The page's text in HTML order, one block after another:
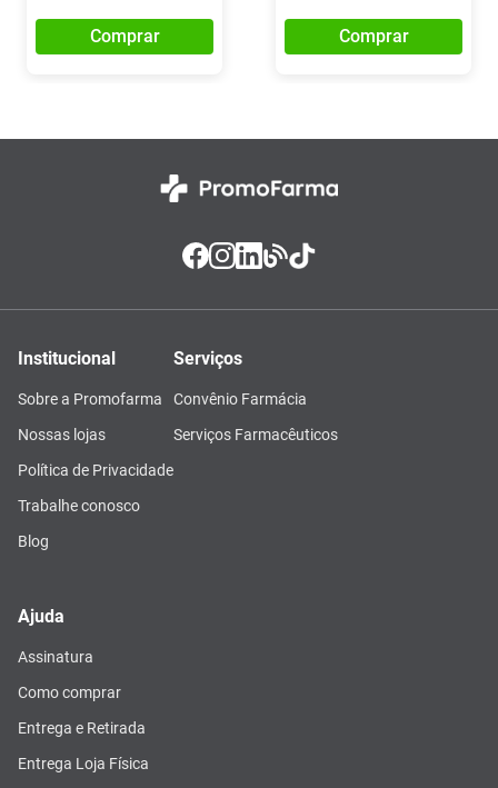
Comprar Comprar
Institucional
Sobre a Promofarma
Nossas lojas
Política de Privacidade
Trabalhe conosco
Blog
Serviços
Convênio Farmácia
Serviços Farmacêuticos
Ajuda
Assinatura
Como comprar
Entrega e Retirada
Entrega Loja Física